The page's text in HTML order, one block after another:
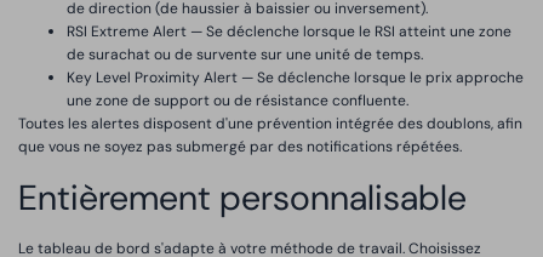
de direction (de haussier à baissier ou inversement).
RSI Extreme Alert — Se déclenche lorsque le RSI atteint une zone
de surachat ou de survente sur une unité de temps.
Key Level Proximity Alert — Se déclenche lorsque le prix approche
une zone de support ou de résistance confluente.
Toutes les alertes disposent d'une prévention intégrée des doublons, afin
que vous ne soyez pas submergé par des notifications répétées.
Entièrement personnalisable
Le tableau de bord s'adapte à votre méthode de travail. Choisissez